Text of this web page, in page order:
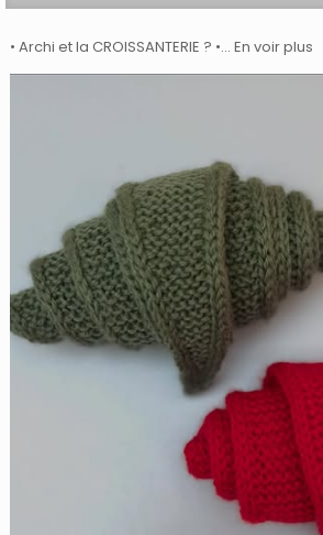
• Archi et la CROISSANTERIE ? •… En voir plus